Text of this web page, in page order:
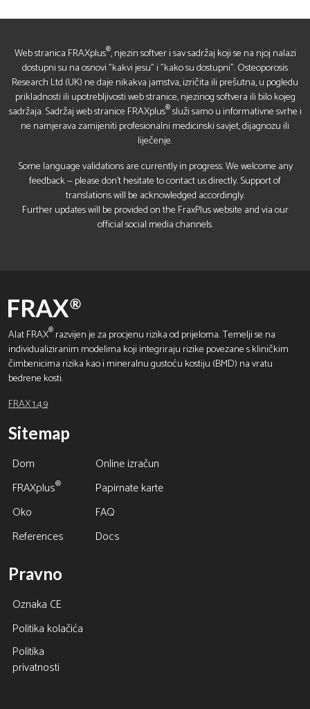
Web stranica FRAXplus®, njezin softver i sav sadržaj koji se na njoj nalazi
dostupni su na osnovi "kakvi jesu" i "kako su dostupni". Osteoporosis
Research Ltd (UK) ne daje nikakva jamstva, izričita ili prešutna, u pogledu
prikladnosti ili upotrebljivosti web stranice, njezinog softvera ili bilo kojeg
sadržaja. Sadržaj web stranice FRAXplus®služi samo u informativne svrhe i
ne namjerava zamijeniti profesionalni medicinski savjet, dijagnozu ili
liječenje.
Some language validations are currently in progress. We welcome any
feedback — please don’t hesitate to contact us directly. Support of
translations will be acknowledged accordingly.
Further updates will be provided on the FraxPlus website and via our
official social media channels.
Alat FRAX® razvijen je za procjenu rizika od prijeloma. Temelji se na
individualiziranim modelima koji integriraju rizike povezane s kliničkim
čimbenicima rizika kao i mineralnu gustoću kostiju (BMD) na vratu
bedrene kosti.
FRAX 1.4.9
Sitemap
Dom
Online izračun
FRAXplus®
Papirnate karte
Oko
FAQ
References
Docs
Pravno
Oznaka CE
Politika kolačića
Politika
privatnosti